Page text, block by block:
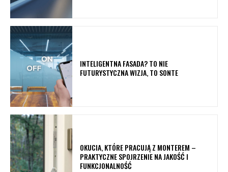
INTELIGENTNA FASADA? TO NIE
FUTURYSTYCZNA WIZJA, TO SONTE
OKUCIA, KTÓRE PRACUJĄ Z MONTEREM –
PRAKTYCZNE SPOJRZENIE NA JAKOŚĆ I
FUNKCJONALNOŚĆ